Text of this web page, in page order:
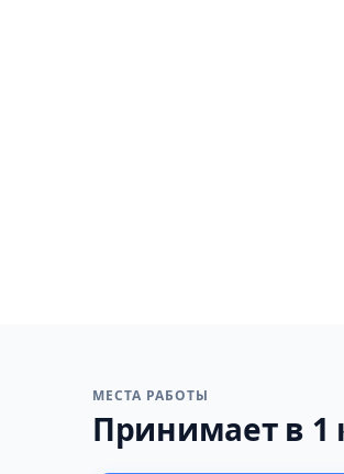
МЕСТА РАБОТЫ
Принимает в 1